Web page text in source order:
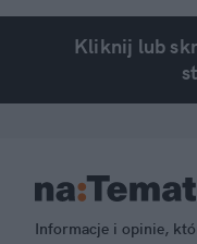
Kliknij lub
Informacje i opinie,